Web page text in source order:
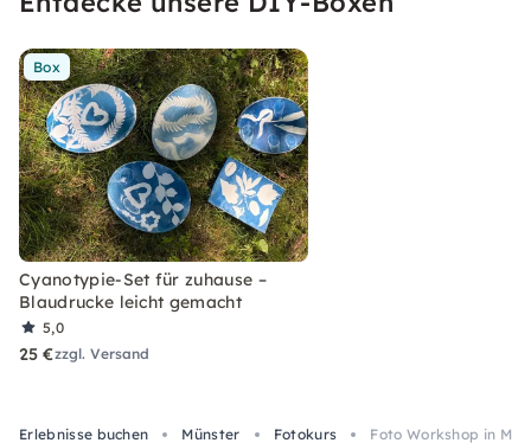
Box
Cyanotypie-Set für zuhause –
Blaudrucke leicht gemacht
5,0
25 €zzgl. Versand
Erlebnisse buchen Münster Fotokurs
Foto Workshop in